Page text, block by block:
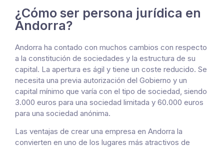
¿Cómo ser persona jurídica en
Andorra?
Andorra ha contado con muchos cambios con respecto
a la constitución de sociedades y la estructura de su
capital. La apertura es ágil y tiene un coste reducido. Se
necesita una previa autorización del Gobierno y un
capital mínimo que varía con el tipo de sociedad, siendo
3.000 euros para una sociedad limitada y 60.000 euros
para una sociedad anónima.
Las ventajas de crear una empresa en Andorra la
convierten en uno de los lugares más atractivos de